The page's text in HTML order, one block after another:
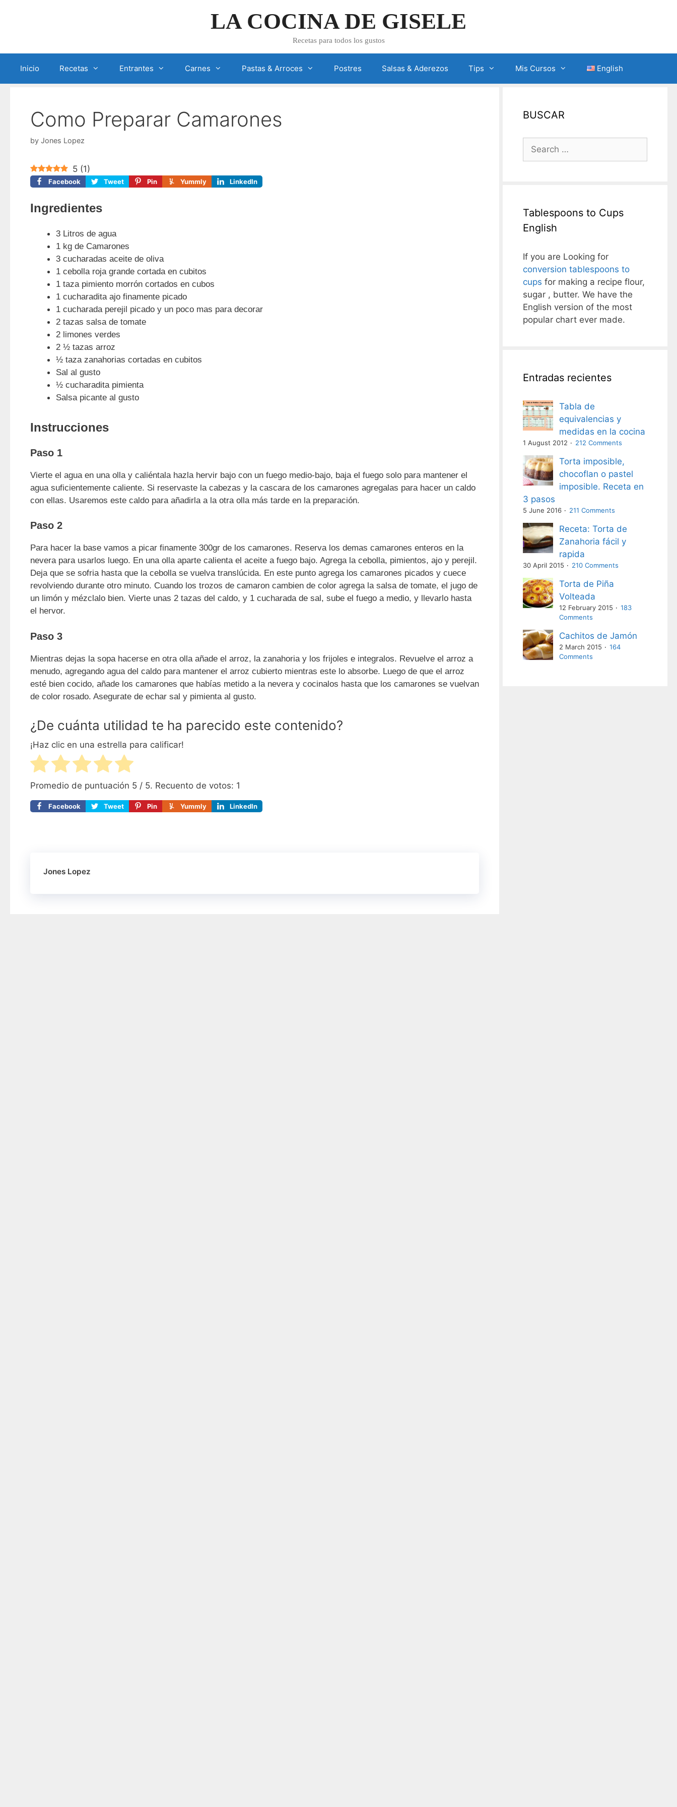
LA COCINA DE GISELE
Recetas para todos los gustos
Inicio Recetas Entrantes Carnes Pastas & Arroces Postres Salsas & Aderezos Tips Mis Cursos English
Como Preparar Camarones
by Jones Lopez
5 (1)
Facebook Tweet Pin Yummly LinkedIn
Ingredientes
3 Litros de agua
1 kg de Camarones
3 cucharadas aceite de oliva
1 cebolla roja grande cortada en cubitos
1 taza pimiento morrón cortados en cubos
1 cucharadita ajo finamente picado
1 cucharada perejil picado y un poco mas para decorar
2 tazas salsa de tomate
2 limones verdes
2 ½ tazas arroz
½ taza zanahorias cortadas en cubitos
Sal al gusto
½ cucharadita pimienta
Salsa picante al gusto
Instrucciones
Paso 1
Vierte el agua en una olla y caliéntala hazla hervir bajo con un fuego medio-bajo, baja el fuego solo para mantener el
agua suficientemente caliente. Si reservaste la cabezas y la cascara de los camarones agregalas para hacer un caldo
con ellas. Usaremos este caldo para añadirla a la otra olla más tarde en la preparación.
Paso 2
Para hacer la base vamos a picar finamente 300gr de los camarones. Reserva los demas camarones enteros en la
nevera para usarlos luego. En una olla aparte calienta el aceite a fuego bajo. Agrega la cebolla, pimientos, ajo y perejil.
Deja que se sofria hasta que la cebolla se vuelva translúcida. En este punto agrega los camarones picados y cuece
revolviendo durante otro minuto. Cuando los trozos de camaron cambien de color agrega la salsa de tomate, el jugo de
un limón y mézclalo bien. Vierte unas 2 tazas del caldo, y 1 cucharada de sal, sube el fuego a medio, y llevarlo hasta
el hervor.
Paso 3
Mientras dejas la sopa hacerse en otra olla añade el arroz, la zanahoria y los frijoles e integralos. Revuelve el arroz a
menudo, agregando agua del caldo para mantener el arroz cubierto mientras este lo absorbe. Luego de que el arroz
esté bien cocido, añade los camarones que habías metido a la nevera y cocinalos hasta que los camarones se vuelvan
de color rosado. Asegurate de echar sal y pimienta al gusto.
¿De cuánta utilidad te ha parecido este contenido?
¡Haz clic en una estrella para calificar!
Promedio de puntuación 5/ 5. Recuento de votos: 1
Facebook Tweet Pin Yummly LinkedIn
Jones Lopez
BUSCAR
Search
for:
Tablespoons to Cups
English
If you are Looking for
conversion tablespoons to
cups for making a recipe flour,
sugar , butter. We have the
English version of the most
popular chart ever made.
Entradas recientes
Tabla de
equivalencias y
medidas en la cocina
1 August 2012 212 Comments
Torta imposible,
chocoflan o pastel
imposible. Receta en
3 pasos
5 June 2016 211 Comments
Receta: Torta de
Zanahoria fácil y
rapida
30 April 2015 210 Comments
Torta de Piña
Volteada
12 February 2015
183
Comments
Cachitos de Jamón
2 March 2015
164
Comments